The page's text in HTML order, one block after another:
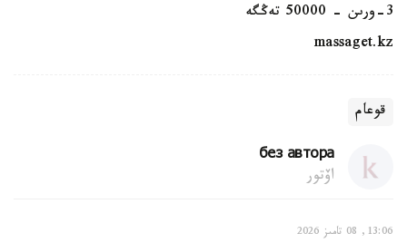
3-ورىن - 50000 تەڭگە
massaget.kz
قوعام
без автора
اۆتور
13:06, 08 تامىز 2026